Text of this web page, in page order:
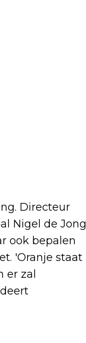
Directeur
Nigel de Jong
ook bepalen
'Oranje staat
er zal